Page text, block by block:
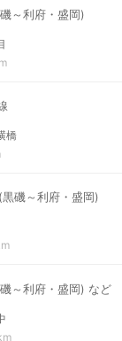
～利府・盛岡)
橋
磯～利府・盛岡)
～利府・盛岡) など